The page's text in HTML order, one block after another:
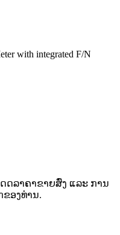
with integrated F/N
ດລາຄາຂາຍສົ່ງ ແລະ ການ
ຂອງທ່ານ.